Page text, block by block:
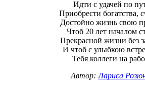
Идти с удачей по
Приобрести богатства,
Достойно жизнь свою
Чтоб 20 лет началом
Прекрасной жизни без
И чтоб с улыбкою
Тебя коллеги на
Автор:Лариса